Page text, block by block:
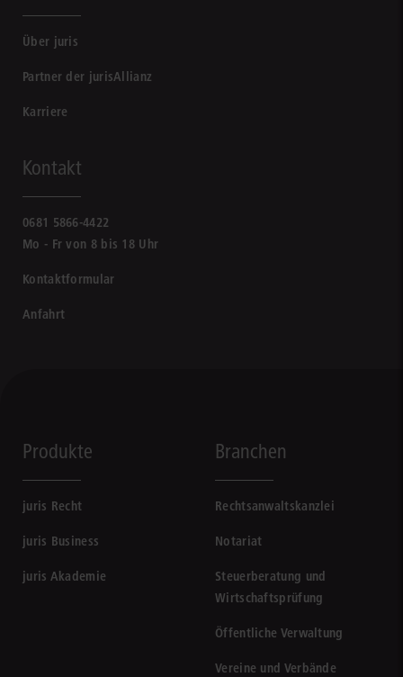
Über juris
Partner der jurisAllianz
Karriere
Kontakt
0681 5866-4422
Mo - Fr von 8 bis 18 Uhr
Kontaktformular
Anfahrt
Produkte
juris Recht
juris Business
juris Akademie
Branchen
Rechtsanwaltskanzlei
Notariat
Steuerberatung und
Wirtschaftsprüfung
Öffentliche Verwaltung
Vereine und Verbände